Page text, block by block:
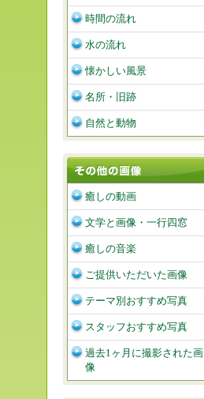
時間の流れ
水の流れ
懐かしい風景
名所・旧跡
自然と動物
癒しの動画
文学と画像・一行四窓
癒しの音楽
ご提供いただいた画像
テーマ別おすすめ写真
スタッフおすすめ写真
過去1ヶ月に撮影された画
像